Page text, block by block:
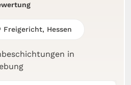
in
Freigericht, Hessen